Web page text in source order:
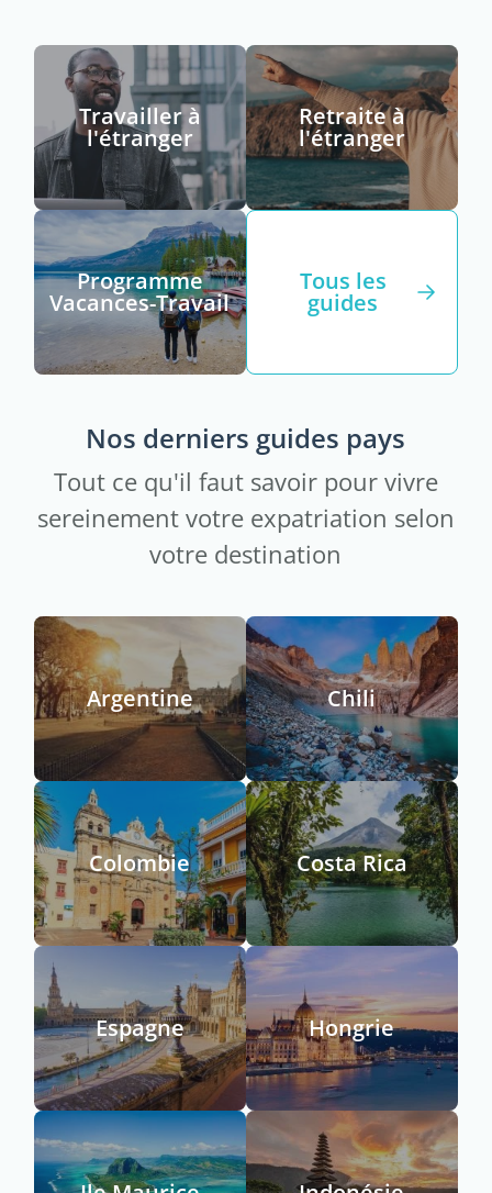
Travailler à
l'étranger
Retraite à
l'étranger
Programme
Vacances-Travail
Tous les
guides
Nos derniers guides pays
Tout ce qu'il faut savoir pour vivre
sereinement votre expatriation selon
votre destination
Argentine Chili
Colombie Costa Rica
Espagne Hongrie